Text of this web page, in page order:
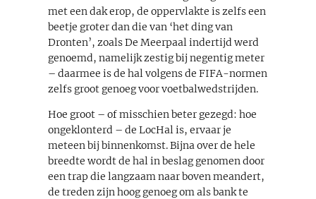
met een dak erop, de oppervlakte is zelfs een
beetje groter dan die van ‘het ding van
Dronten’, zoals De Meerpaal indertijd werd
genoemd, namelijk zestig bij negentig meter
– daarmee is de hal volgens de FIFA-normen
zelfs groot genoeg voor voetbalwedstrijden.
Hoe groot – of misschien beter gezegd: hoe
ongeklonterd – de LocHal is, ervaar je
meteen bij binnenkomst. Bijna over de hele
breedte wordt de hal in beslag genomen door
een trap die langzaam naar boven meandert,
de treden zijn hoog genoeg om als bank te